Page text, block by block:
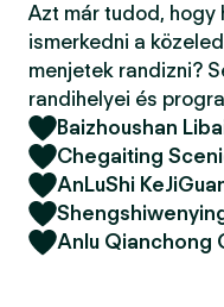
Azt már tudod, hogy
ismerkedni a
menjetek randizni?
randihelyei és
Baizhoushan
Chegaiting
AnLuShi
Anlu Qianchong